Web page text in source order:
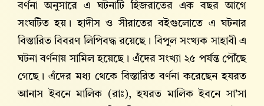
বর্ণনা অনুসারে এ ঘটনাটি হিজরাতের এক বছর আগে
সংঘটিত হয়। হাদীস ও সীরাতের বইগুলোতে এ ঘটনার
বিস্তারিত বিবরণ লিপিবদ্ধ রয়েছে। বিপুল সংখ্যক সাহাবী এ
ঘটনা বর্ণনায় সামিল হয়েছে। এঁদের সংখ্যা ২৫ পর্যন্ত পৌঁছে
গেছে। এঁদের মধ্য থেকে বিস্তারিত বর্ণনা করেছেন হযরত
আনাস ইবনে মালিক (রাঃ), হযরত মালিক ইবনে সা’সা